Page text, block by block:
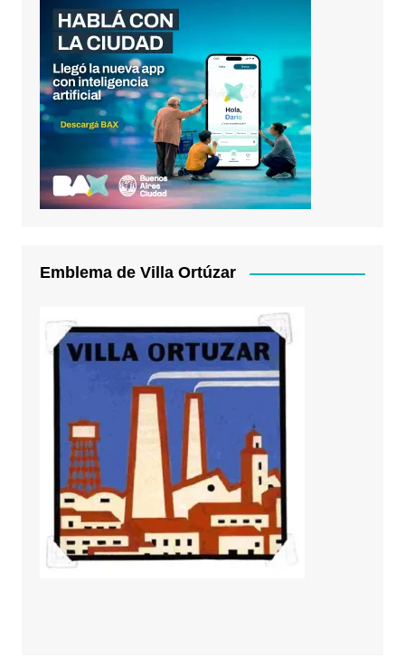
Emblema de Villa Ortúzar